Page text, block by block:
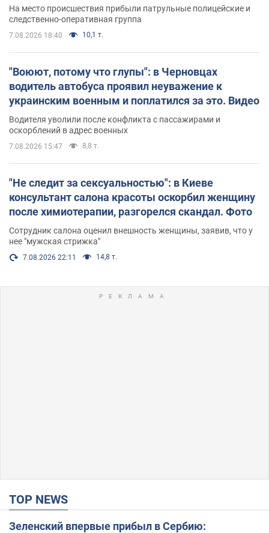
На место происшествия прибыли патрульные полицейские и
следственно-оперативная группа
7.08.2026 18:40 10,1 т.
"Воюют, потому что глупы": в Черновцах
водитель автобуса проявил неуважение к
украинским военным и поплатился за это. Видео
Водителя уволили после конфликта с пассажирами и
оскорблений в адрес военных
7.08.2026 15:47 8,8 т.
"Не следит за сексуальностью": в Киеве
консультант салона красоты оскорбил женщину
после химиотерапии, разгорелся скандал. Фото
Сотрудник салона оценил внешность женщины, заявив, что у
нее "мужская стрижка"
7.08.2026 22:11 14,8 т.
TOP NEWS
Зеленский впервые прибыл в Сербию: